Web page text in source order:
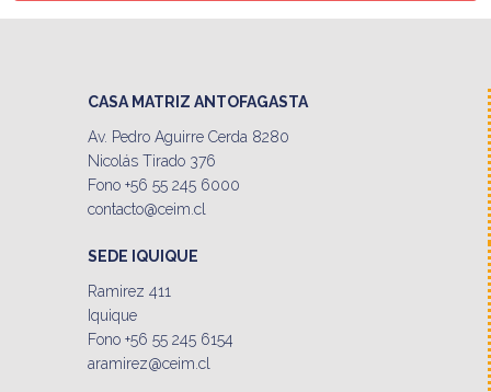
CASA MATRIZ ANTOFAGASTA
Av. Pedro Aguirre Cerda 8280
Nicolás Tirado 376
Fono +56 55 245 6000
contacto@ceim.cl
SEDE IQUIQUE
Ramirez 411
Iquique
Fono +56 55 245 6154
aramirez@ceim.cl